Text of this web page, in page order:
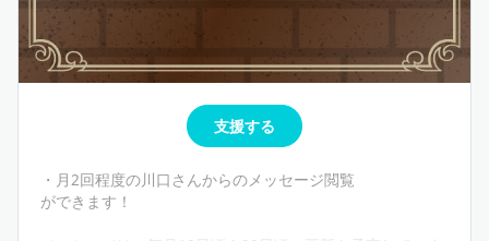
支援する
・月2回程度の川口さんからのメッセージ閲覧
ができます！